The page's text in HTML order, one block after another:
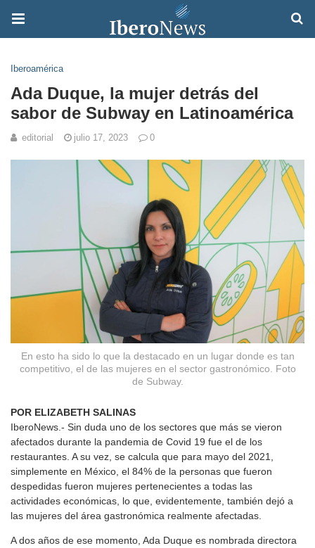
Iberoamérica
Ada Duque, la mujer detrás del
sabor de Subway en Latinoamérica
editorial julio 17, 2023 0
En esto ha sido lo que la destacado en un lugar donde es tan
competitivo, el de las mujeres en el sector gastronómico. Foto
de Subway.
POR ELIZABETH SALINAS
IberoNews.- Sin duda uno de los sectores que más se vieron
afectados durante la pandemia de Covid 19 fue el de los
restaurantes. A su vez, se calcula que para mayo del 2021,
simplemente en México, el 84% de la personas que fueron
despedidas fueron mujeres pertenecientes a todas las
actividades económicas, lo que, evidentemente, también dejó a
las mujeres del área gastronómica realmente afectadas.
A dos años de ese momento, Ada Duque es nombrada directora